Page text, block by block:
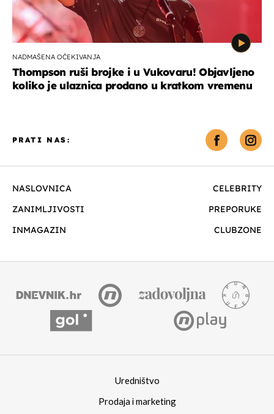
NADMAŠENA OČEKIVANJA
Thompson ruši brojke i u Vukovaru! Objavljeno
koliko je ulaznica prodano u kratkom vremenu
NASLOVNICA
CELEBRITY
ZANIMLJIVOSTI
PREPORUKE
INMAGAZIN
CLUBZONE
PRATI NAS:
Uredništvo
Prodaja i marketing